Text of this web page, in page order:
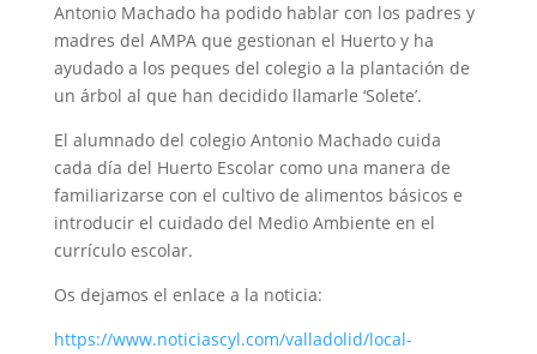
Antonio Machado ha podido hablar con los padres y
madres del AMPA que gestionan el Huerto y ha
ayudado a los peques del colegio a la plantación de
un árbol al que han decidido llamarle ‘Solete’.
El alumnado del colegio Antonio Machado cuida
cada día del Huerto Escolar como una manera de
familiarizarse con el cultivo de alimentos básicos e
introducir el cuidado del Medio Ambiente en el
currículo escolar.
Os dejamos el enlace a la noticia:
https://www.noticiascyl.com/valladolid/local-